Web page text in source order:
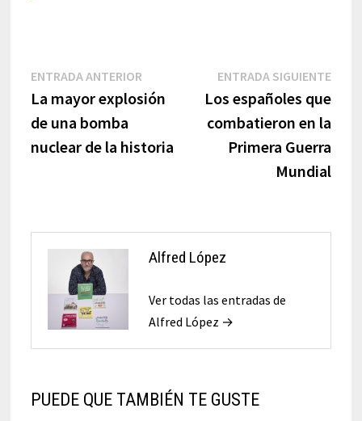
Navegación
de
entradas
ENTRADA ANTERIOREntrada
anterior:
La mayor explosión
de una bomba
nuclear de la historia
ENTRADA SIGUIENTE
Los españoles que
combatieron en la
Primera Guerra
Mundial
Alfred López
Ver todas las entradas de
Alfred López →
PUEDE QUE TAMBIÉN TE GUSTE